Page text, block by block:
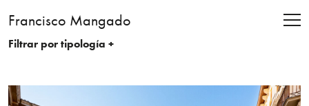
Francisco Mangado
Filtrar por tipología +